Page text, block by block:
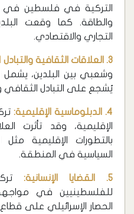
التركية في فلسطين في
والطاقة. كما وقعت
التجاري والاقتصادي.
3. العلاقات الثقافية والتبادل الشعبي:
وشعبي بين البلدين، يشمل
يُشجع على التبادل الثقافي
4. الدبلوماسية الإقليمية:
الإقليمية، وقد تأثرت
بالتطورات الإقليمية
السياسية في المنطقة.
5. القضايا الإنسانية:
للفلسطينيين في مواجهة
الحصار الإسرائيلي على